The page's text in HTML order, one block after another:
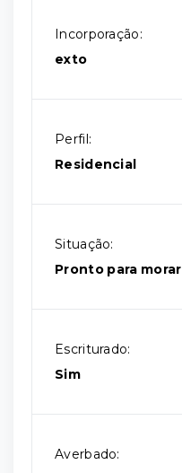
Incorporação:
exto
Perfil:
Residencial
Situação:
Pronto para morar
Escriturado:
Sim
Averbado: